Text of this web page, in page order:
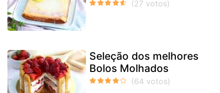
Seleção dos melhores
Bolos Molhados